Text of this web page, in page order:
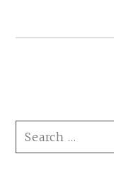
FOOTER
SIDEBAR
SEARCH